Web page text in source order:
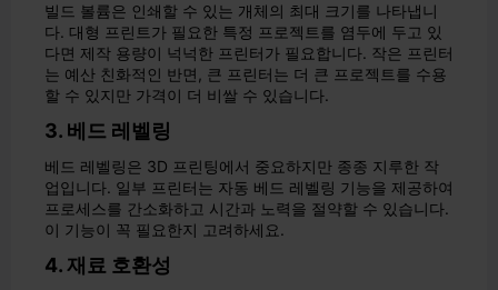
빌드 볼륨은 인쇄할 수 있는 개체의 최대 크기를 나타냅니
다. 대형 프린트가 필요한 특정 프로젝트를 염두에 두고 있
다면 제작 용량이 넉넉한 프린터가 필요합니다. 작은 프린터
는 예산 친화적인 반면, 큰 프린터는 더 큰 프로젝트를 수용
할 수 있지만 가격이 더 비쌀 수 있습니다.
3. 베드 레벨링
베드 레벨링은 3D 프린팅에서 중요하지만 종종 지루한 작
업입니다. 일부 프린터는 자동 베드 레벨링 기능을 제공하여
프로세스를 간소화하고 시간과 노력을 절약할 수 있습니다.
이 기능이 꼭 필요한지 고려하세요.
4. 재료 호환성